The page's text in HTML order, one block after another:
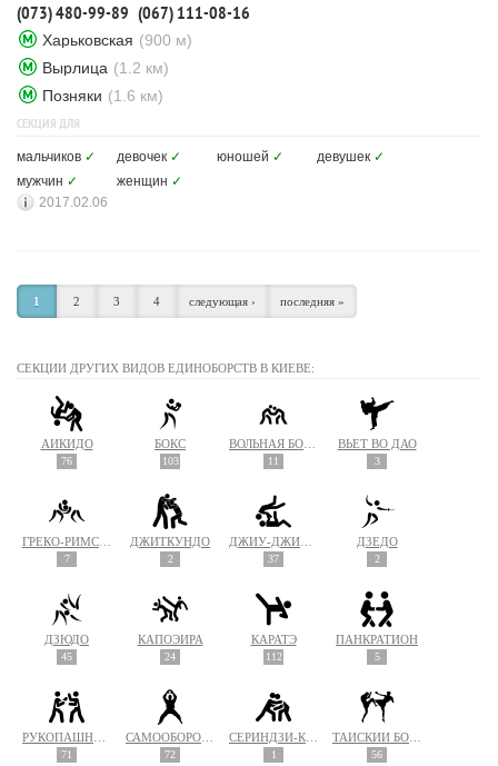
(073) 480-99-89 (067) 111-08-16
Харьковская (900 м)
Вырлица (1.2 км)
Позняки (1.6 км)
СЕКЦИЯ ДЛЯ
мальчиков ✓ девочек ✓ юношей ✓ девушек ✓
мужчин ✓ женщин ✓
2017.02.06
1 2 3 4 следующая › последняя »
СЕКЦИИ ДРУГИХ ВИДОВ ЕДИНОБОРСТВ В КИЕВЕ:
АЙКИДО
76
БОКС
103 11
ВЬЕТ ВО ДАО
3
7
ДЖИТКУНДО
2 37
ДЗЁДО
2
ДЗЮДО
45
КАПОЭЙРА
24
КАРАТЭ
112
ПАНКРАТИОН
5
71 72 1 56